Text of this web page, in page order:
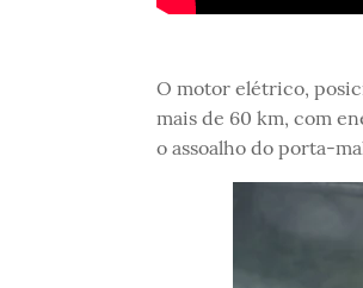
O motor elétrico,
mais de 60 km, com
o assoalho do porta-